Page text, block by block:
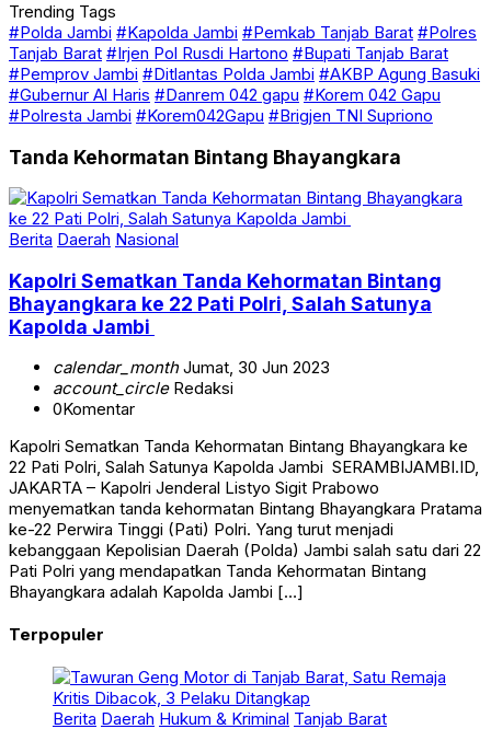
Trending Tags
#Polda Jambi #Kapolda Jambi #Pemkab Tanjab Barat #Polres
Tanjab Barat #Irjen Pol Rusdi Hartono #Bupati Tanjab Barat
#Pemprov Jambi #Ditlantas Polda Jambi #AKBP Agung Basuki
#Gubernur Al Haris #Danrem 042 gapu #Korem 042 Gapu
#Polresta Jambi #Korem042Gapu #Brigjen TNI Supriono
Tanda Kehormatan Bintang Bhayangkara
Berita Daerah Nasional
Kapolri Sematkan Tanda Kehormatan Bintang
Bhayangkara ke 22 Pati Polri, Salah Satunya
Kapolda Jambi
calendar_monthJumat, 30 Jun 2023
account_circleRedaksi
0Komentar
Kapolri Sematkan Tanda Kehormatan Bintang Bhayangkara ke
22 Pati Polri, Salah Satunya Kapolda Jambi SERAMBIJAMBI.ID,
JAKARTA – Kapolri Jenderal Listyo Sigit Prabowo
menyematkan tanda kehormatan Bintang Bhayangkara Pratama
ke-22 Perwira Tinggi (Pati) Polri. Yang turut menjadi
kebanggaan Kepolisian Daerah (Polda) Jambi salah satu dari 22
Pati Polri yang mendapatkan Tanda Kehormatan Bintang
Bhayangkara adalah Kapolda Jambi […]
Terpopuler
Berita Daerah Hukum & Kriminal Tanjab Barat